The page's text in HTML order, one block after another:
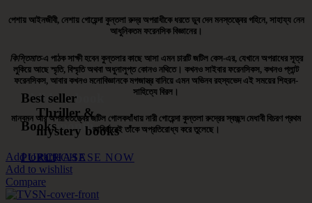
Children book
of the month
PURCHASE
Thriller &
mystery books
PURCHASE NOW
Best seller
Books
PURCHASE
পেশায় আইনজীবী, নেশায় গোয়েন্দা কুন্তলা রুদ্র অপরাধীকে ধরতে ডুব দেন মনস্তত্ত্বের গহিনে, সাহায্য নেন
আধুনিকতম ফরেনসিক বিজ্ঞানের।
কিস্তিমাত-এ পাঠক সাক্ষী হবেন কুন্তলার কাছে আসা এমন চারটি জটিল কেস-এর, যেখানে অপরাধের সূত্র
লুকিয়ে আছে স্মৃতি, বিস্মৃতি অথবা অধুনালুপ্ত কোনও নথিতে। কখনও সাইবার ফরেনসিকস, কখনও প্লান্ট
ফরেনসিকস, আবার কখনও মনোবিজ্ঞানকে মগজাস্ত্র বানিয়ে এমন অভিনব রহস্যভেদ এই সময়ের শিহরন-
সাহিত্যে বিরল।
মানবমন আর অপরাধতত্ত্বের জটিল গোলকধাঁধায় নারী গোয়েন্দা কুন্তলা রুদ্রের স্বচ্ছন্দ মেধাবী বিচরণ প্রথম
আবির্ভাবেই তাঁকে অপ্রতিরোধ্য করে তুলেছে।
Add to cart
Add to wishlist
Compare